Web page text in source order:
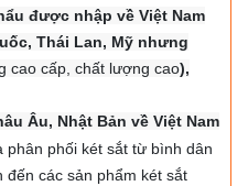
được nhập về Việt Nam
Thái Lan, Mỹ nhưng
cao cấp, chất lượng cao),
Âu, Nhật Bản về Việt Nam
phân phối két sắt từ bình dân
các sản phẩm két sắt